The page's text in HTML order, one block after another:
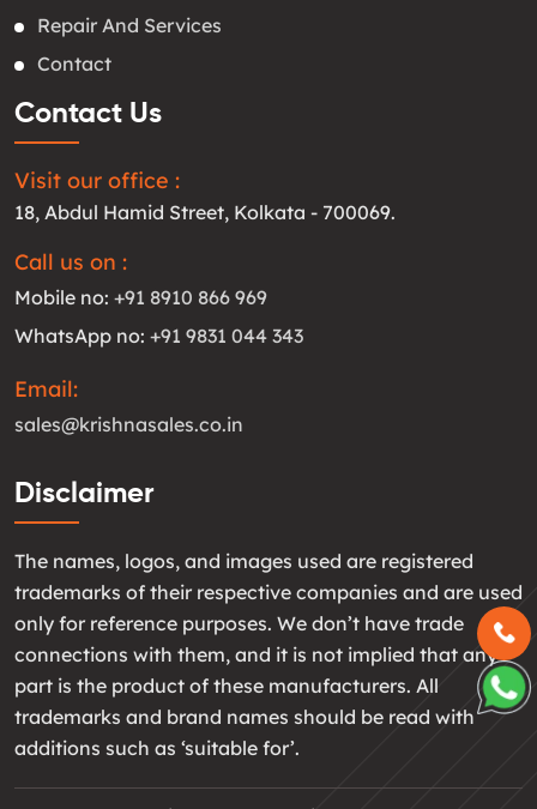
Repair And Services
Contact
Contact Us
Visit our office :
18, Abdul Hamid Street, Kolkata - 700069.
Call us on :
Mobile no: +91 8910 866 969
WhatsApp no: +91 9831 044 343
Email:
sales@krishnasales.co.in
Disclaimer
The names, logos, and images used are registered
trademarks of their respective companies and are used
only for reference purposes. We don’t have trade
connections with them, and it is not implied that any
part is the product of these manufacturers. All
trademarks and brand names should be read with
additions such as ‘suitable for’.